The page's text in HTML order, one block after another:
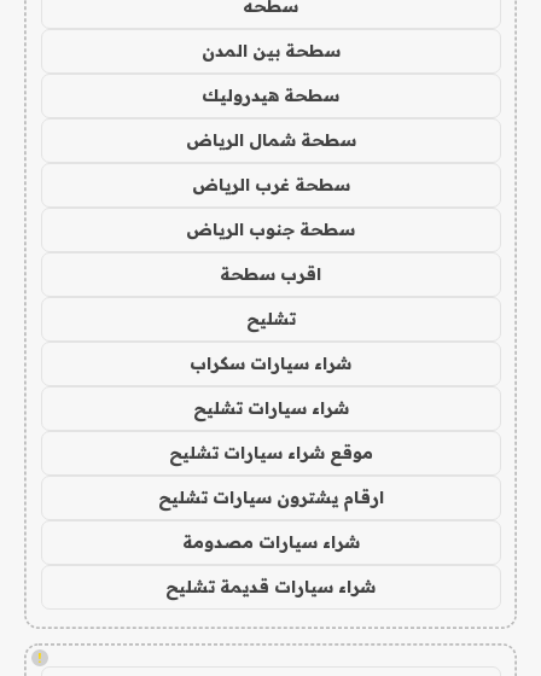
سطحه
سطحة بين المدن
سطحة هيدروليك
سطحة شمال الرياض
سطحة غرب الرياض
سطحة جنوب الرياض
اقرب سطحة
تشليح
شراء سيارات سكراب
شراء سيارات تشليح
موقع شراء سيارات تشليح
ارقام يشترون سيارات تشليح
شراء سيارات مصدومة
شراء سيارات قديمة تشليح
!